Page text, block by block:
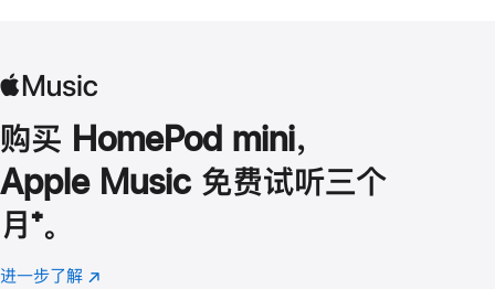
购买 HomePod mini，
Apple Music 免费试听三个
月 脚
注
⁺。
进一步了解 Apple
(在